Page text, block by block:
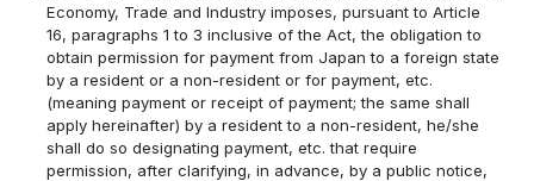
Economy, Trade and Industry imposes, pursuant to Article
16, paragraphs 1 to 3 inclusive of the Act, the obligation to
obtain permission for payment from Japan to a foreign state
by a resident or a non-resident or for payment, etc.
(meaning payment or receipt of payment; the same shall
apply hereinafter) by a resident to a non-resident, he/she
shall do so designating payment, etc. that require
permission, after clarifying, in advance, by a public notice,